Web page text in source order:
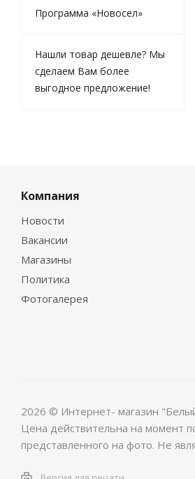
Программа «Новосел»
Нашли товар дешевле? Мы
сделаем Вам более
выгодное предложение!
Компания
Новости
Вакансии
Магазины
Политика
Фотогалерея
2026 © Интернет- магазин
Цена действительна на момент
представленного на фото. Не